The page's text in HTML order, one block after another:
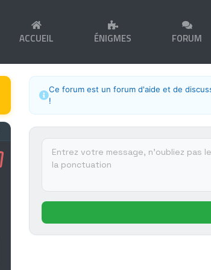
ACCUEIL ÉNIGMES FORUM
Ce forum est un forum d'aide et de
!